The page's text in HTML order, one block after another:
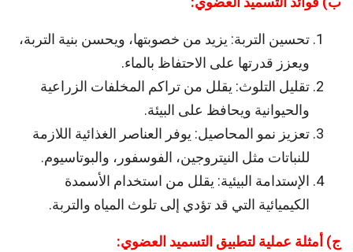
تحسين التربة: يزيد من خصوبتها، ويحسن بنية التربة،
ويعزز قدرتها على الاحتفاظ بالماء.
تقليل التلوث: يقلل من تراكم المخلفات الزراعية
والحيوانية ويحافظ على البيئة.
تعزيز نمو المحاصيل: يوفر العناصر الغذائية اللازمة
للنباتات مثل النيتروجين، الفوسفور، والبوتاسيوم.
الإستدامة البيئية: يقلل من استخدام الأسمدة
الكيميائية التي قد تؤدي إلى تلوث المياه والتربة.
ج) أمثلة عملية لتطبيق التسميد العضوي: